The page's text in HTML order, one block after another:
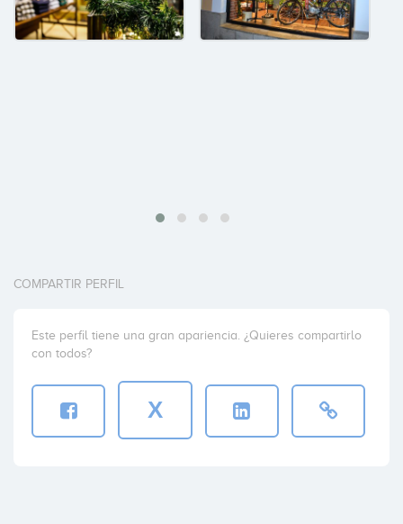
COMPARTIR PERFIL
Este perfil tiene una gran apariencia. ¿Quieres compartirlo
con todos?
X